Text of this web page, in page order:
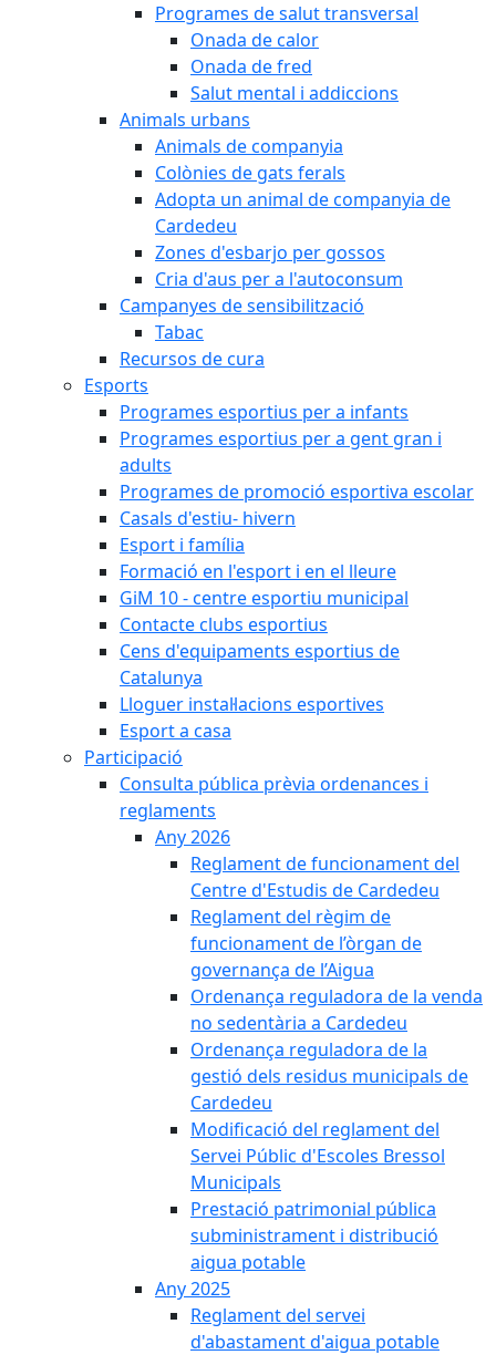
Programes de salut transversal
Onada de calor
Onada de fred
Salut mental i addiccions
Animals urbans
Animals de companyia
Colònies de gats ferals
Adopta un animal de companyia de
Cardedeu
Zones d'esbarjo per gossos
Cria d'aus per a l'autoconsum
Campanyes de sensibilització
Tabac
Recursos de cura
Esports
Programes esportius per a infants
Programes esportius per a gent gran i
adults
Programes de promoció esportiva escolar
Casals d'estiu- hivern
Esport i família
Formació en l'esport i en el lleure
GiM 10 - centre esportiu municipal
Contacte clubs esportius
Cens d'equipaments esportius de
Catalunya
Lloguer instal·lacions esportives
Esport a casa
Participació
Consulta pública prèvia ordenances i
reglaments
Any 2026
Reglament de funcionament del
Centre d'Estudis de Cardedeu
Reglament del règim de
funcionament de l’òrgan de
governança de l’Aigua
Ordenança reguladora de la venda
no sedentària a Cardedeu
Ordenança reguladora de la
gestió dels residus municipals de
Cardedeu
Modificació del reglament del
Servei Públic d'Escoles Bressol
Municipals
Prestació patrimonial pública
subministrament i distribució
aigua potable
Any 2025
Reglament del servei
d'abastament d'aigua potable